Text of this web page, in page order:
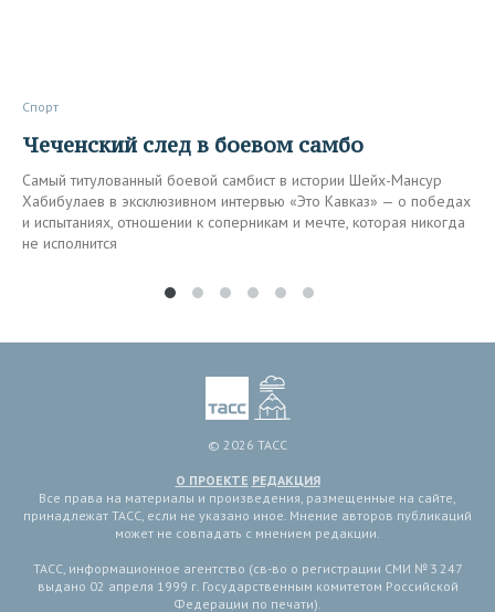
Спорт
Чеченский след в боевом самбо
Самый титулованный боевой самбист в истории Шейх-Мансур
Хабибулаев в эксклюзивном интервью «Это Кавказ» — о победах
и испытаниях, отношении к соперникам и мечте, которая никогда
не исполнится
© 2026 ТАСС
О ПРОЕКТЕ РЕДАКЦИЯ
Все права на материалы и произведения, размещенные на сайте,
принадлежат ТАСС, если не указано иное. Мнение авторов публикаций
может не совпадать с мнением редакции.
ТАСС, информационное агентство (св-во о регистрации СМИ № 3 247
выдано 02 апреля 1999 г. Государственным комитетом Российской
Федерации по печати).